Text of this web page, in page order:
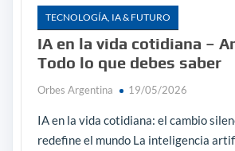
TECNOLOGÍA, IA & FUTURO
IA en la vida cotidiana –
Todo lo que debes saber
Orbes Argentina 19/05/2026
IA en la vida cotidiana: el cambio
redefine el mundo La inteligencia